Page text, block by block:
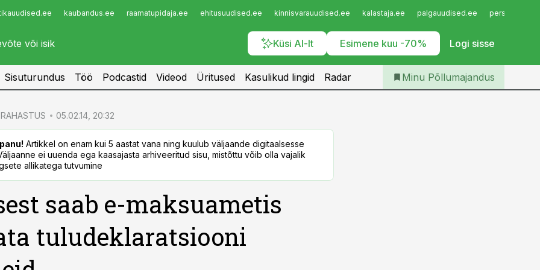
kaubandus.ee raamatupidaja.ee ehitusuudised.ee kinnisvarauudised.ee kalastaja.ee palgauudised.ee
Küsi AI-lt Esimene kuu -70% Logi sisse
Infopank
Iseteenindus
Telli Põllumajandus
Sisuturundus Töö Podcastid Videod Üritused Kasulikud lingid Radar Minu Põllumajandus
05.02.14, 20:32
Artikkel on enam kui 5 aastat vana ning kuulub väljaande digitaalsesse
ei uuenda ega kaasajasta arhiveeritud sisu, mistõttu võib olla vajalik
allikatega tutvumine
saab e-maksuametis
tuludeklaratsiooni